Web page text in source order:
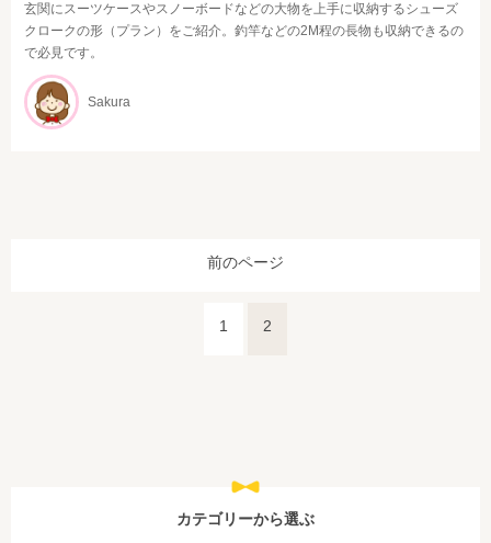
玄関にスーツケースやスノーボードなどの大物を上手に収納するシューズ
クロークの形（プラン）をご紹介。釣竿などの2M程の長物も収納できるの
で必見です。
Sakura
前のページ
1 2
カテゴリーから選ぶ